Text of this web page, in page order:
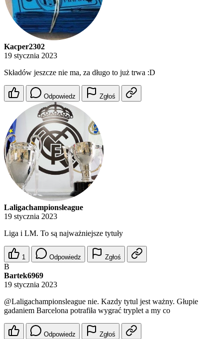
Kacper2302
19 stycznia 2023
Składów jeszcze nie ma, za długo to już trwa :D
Odpowiedz Zgłoś
Laligachampionsleague
19 stycznia 2023
Liga i LM. To są najważniejsze tytuły
1 Odpowiedz Zgłoś
B
Bartek6969
19 stycznia 2023
@Laligachampionsleague nie. Kazdy tytul jest ważny. Głupie
gadaniem Barcelona potrafiła wygrać tryplet a my co
Odpowiedz Zgłoś